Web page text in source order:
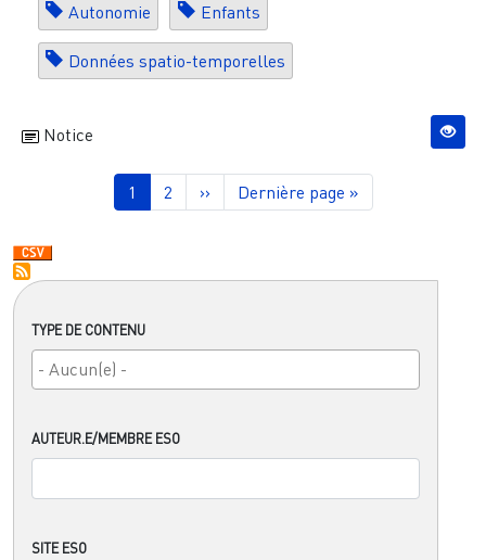
TYPE DE CONTENU
AUTEUR.E/MEMBRE ESO
SITE ESO
Autonomie Enfants
Données spatio-temporelles
Notice
Pagination
Page courante
1 Page
2 Page suivante
›› Dernière page
Dernière page »